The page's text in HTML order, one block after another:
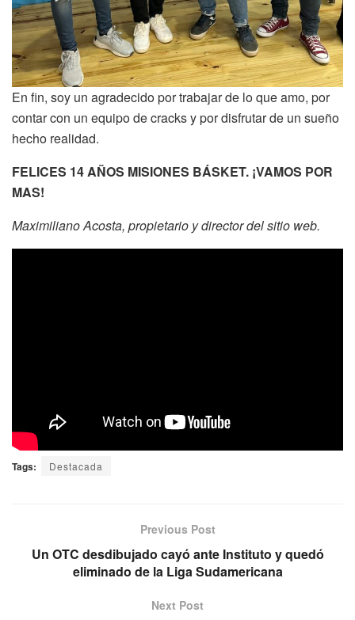
En fin, soy un agradecido por trabajar de lo que amo, por
contar con un equipo de cracks y por disfrutar de un sueño
hecho realidad.
FELICES 14 AÑOS MISIONES BÁSKET. ¡VAMOS POR
MAS!
Maximiliano Acosta, propietario y director del sitio web.
Tags: Destacada
Previous Post
Un OTC desdibujado cayó ante Instituto y quedó
eliminado de la Liga Sudamericana
Next Post